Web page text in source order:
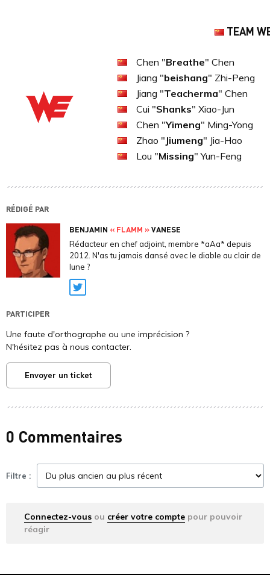
TEAM
Chen "Breathe" Chen
Jiang "beishang" Zhi-Peng
Jiang "Teacherma" Chen
Cui "Shanks" Xiao-Jun
Chen "Yimeng" Ming-Yong
Zhao " Jiumeng" Jia-Hao
Lou "Missing" Yun-Feng
RÉDIGÉ PAR
BENJAMIN « FLAMM »VANESE
Rédacteur en chef adjoint, membre *aAa* depuis
2012. N'as tu jamais dansé avec le diable au clair de
lune ?
Twitter
PARTICIPER
Une faute d'orthographe ou une imprécision ?
N'hésitez pas à nous contacter.
Envoyer un ticket
0 Commentaires
Filtre :
Connectez-vous ou créer votre compte pour pouvoir
réagir